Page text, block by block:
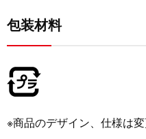
包装材料
※商品のデザイン、仕様は